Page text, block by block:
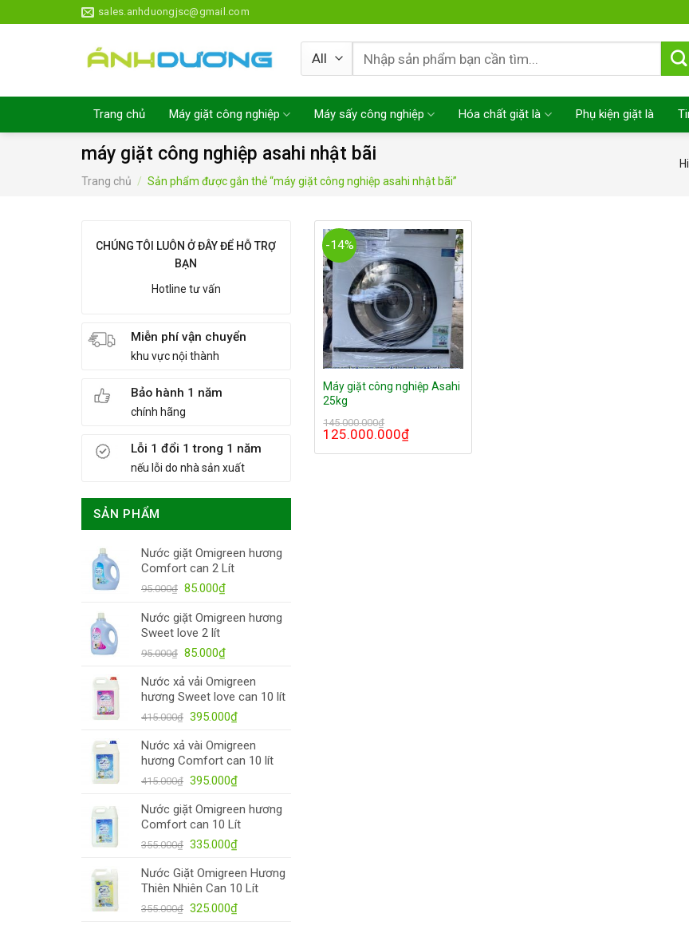
to
sales.anhduongjsc@gmail.com
Tìm
kiếm:
Trang chủ Máy giặt công nghiệp Máy sấy công nghiệp Hóa chất giặt là Phụ kiện giặt là
máy giặt công nghiệp asahi nhật bãi
Trang chủ / Sản phẩm được gắn thẻ “máy giặt công nghiệp asahi nhật bãi”
CHÚNG TÔI LUÔN Ở ĐÂY ĐỂ HỖ TRỢ
BẠN
Hotline tư vấn
Miễn phí vận chuyển
khu vực nội thành
Bảo hành 1 năm
chính hãng
Lỗi 1 đổi 1 trong 1 năm
nếu lỗi do nhà sản xuất
SẢN PHẨM
Nước giặt Omigreen hương
Comfort can 2 Lít
95.000₫ 85.000₫
Nước giặt Omigreen hương
Sweet love 2 lít
95.000₫ 85.000₫
Nước xả vải Omigreen
hương Sweet love can 10 lít
415.000₫ 395.000₫
Nước xả vài Omigreen
hương Comfort can 10 lít
415.000₫ 395.000₫
Nước giặt Omigreen hương
Comfort can 10 Lít
355.000₫ 335.000₫
Nước Giặt Omigreen Hương
Thiên Nhiên Can 10 Lít
355.000₫ 325.000₫
-14%
Máy giặt công nghiệp Asahi
25kg
145.000.000₫
125.000.000₫